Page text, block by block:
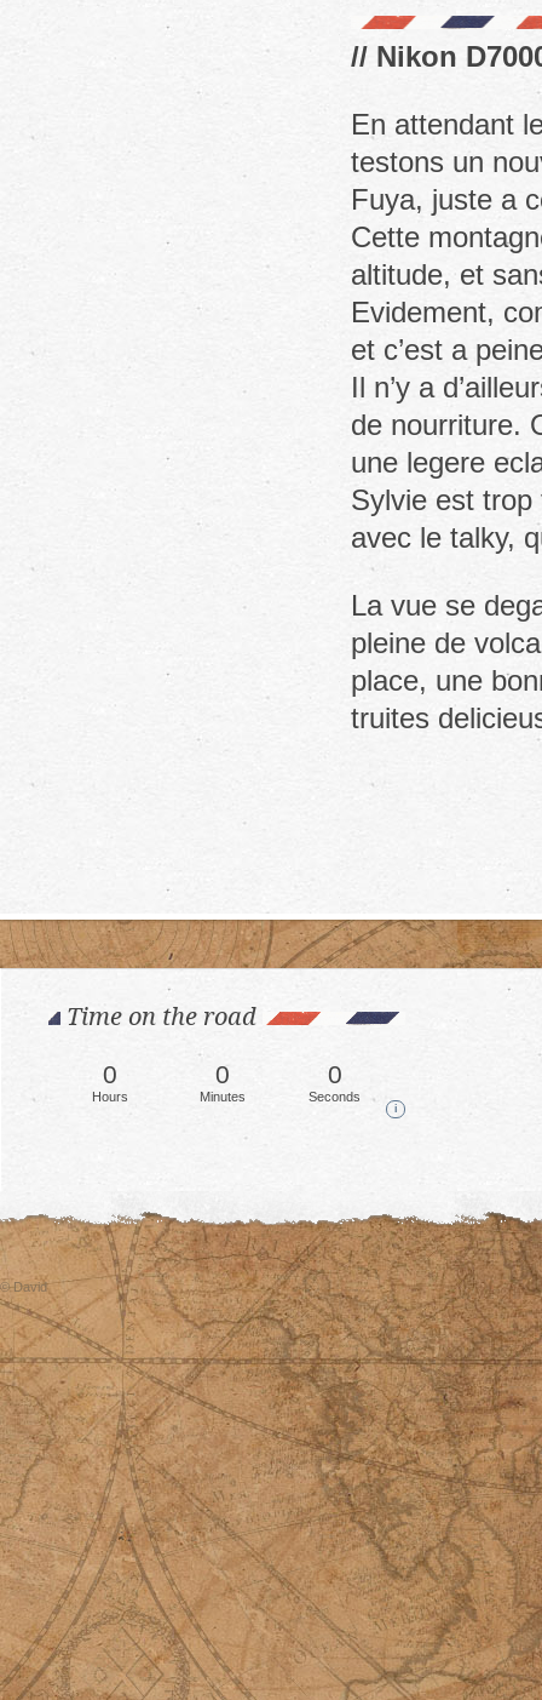
// Nikon
En attendant
testons un
Fuya, juste a
Cette
altitude, et
Evidement,
et c’est a
Il n’y a
de nourriture.
une legere
Sylvie est trop
avec le talky,
La vue se
pleine de
place, une
truites
Time on the road
0
Hours
0
Minutes
0
Seconds
i
© David